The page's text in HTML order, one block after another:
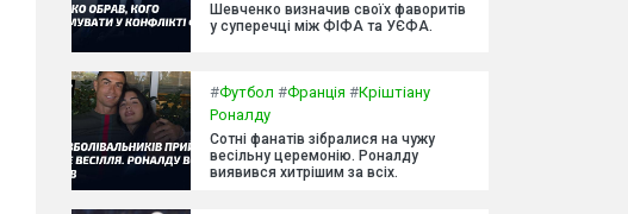
Шевченко визначив своїх фаворитів
у суперечці між ФІФА та УЄФА.
#Футбол #Франція #Кріштіану
Роналду
Сотні фанатів зібралися на чужу
весільну церемонію. Роналду
виявився хитрішим за всіх.